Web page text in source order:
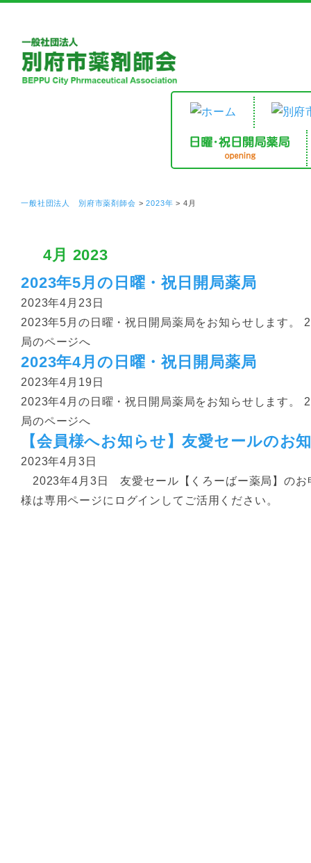
一般社団法人 別府市薬剤師会 >2023年 >4月
4月 2023
2023年5月の日曜・祝日開局薬局
2023年4月23日
2023年5月の日曜・祝日開局薬局をお知らせします。
局のページへ
2023年4月の日曜・祝日開局薬局
2023年4月19日
2023年4月の日曜・祝日開局薬局をお知らせします。
局のページへ
【会員様へお知らせ】友愛セールのお
2023年4月3日
2023年4月3日 友愛セール【くろーばー薬局】の
様は専用ページにログインしてご活用ください。